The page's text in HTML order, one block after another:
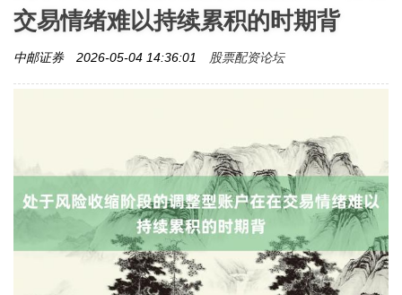
交易情绪难以持续累积的时期背
中邮证券 2026-05-04 14:36:01 股票配资论坛